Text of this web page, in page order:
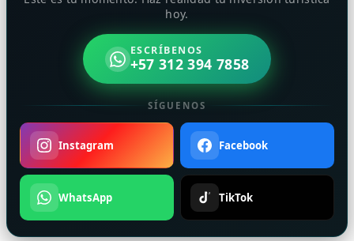
hoy.
ESCRÍBENOS
+57 312 394 7858
SÍGUENOS
Instagram Facebook
WhatsApp TikTok